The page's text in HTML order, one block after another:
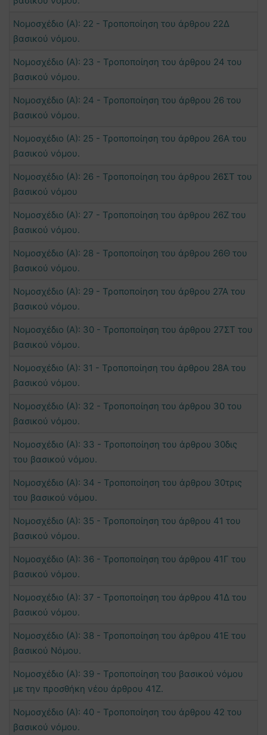
Νομοσχέδιο (Α): 22 - Τροποποίηση του άρθρου 22Δ
βασικού νόμου.
Νομοσχέδιο (Α): 23 - Τροποποίηση του άρθρου 24 του
βασικού νόμου.
Νομοσχέδιο (Α): 24 - Τροποποίηση του άρθρου 26 του
βασικού νόμου.
Νομοσχέδιο (Α): 25 - Τροποποίηση του άρθρου 26Α του
βασικού νόμου.
Νομοσχέδιο (Α): 26 - Τροποποίηση του άρθρου 26ΣΤ του
βασικού νόμου
Νομοσχέδιο (Α): 27 - Τροποποίηση του άρθρου 26Ζ του
βασικού νόμου.
Νομοσχέδιο (Α): 28 - Τροποποίηση του άρθρου 26Θ του
βασικού νόμου.
Νομοσχέδιο (Α): 29 - Τροποποίηση του άρθρου 27Α του
βασικού νόμου.
Νομοσχέδιο (Α): 30 - Τροποποίηση του άρθρου 27ΣΤ του
βασικού νόμου.
Νομοσχέδιο (Α): 31 - Τροποποίηση του άρθρου 28Α του
βασικού νόμου.
Νομοσχέδιο (Α): 32 - Τροποποίηση του άρθρου 30 του
βασικού νόμου.
Νομοσχέδιο (Α): 33 - Τροποποίηση του άρθρου 30δις
του βασικού νόμου.
Νομοσχέδιο (Α): 34 - Τροποποίηση του άρθρου 30τρις
του βασικού νόμου.
Νομοσχέδιο (Α): 35 - Τροποποίηση του άρθρου 41 του
βασικού νόμου.
Νομοσχέδιο (Α): 36 - Τροποποίηση του άρθρου 41Γ του
βασικού νόμου.
Νομοσχέδιο (Α): 37 - Τροποποίηση του άρθρου 41Δ του
βασικού νόμου.
Νομοσχέδιο (Α): 38 - Τροποποίηση του άρθρου 41Ε του
βασικού Νόμου.
Νομοσχέδιο (Α): 39 - Τροποποίηση του βασικού νόμου
με την προσθήκη νέου άρθρου 41Ζ.
Νομοσχέδιο (Α): 40 - Τροποποίηση του άρθρου 42 του
βασικού νόμου.